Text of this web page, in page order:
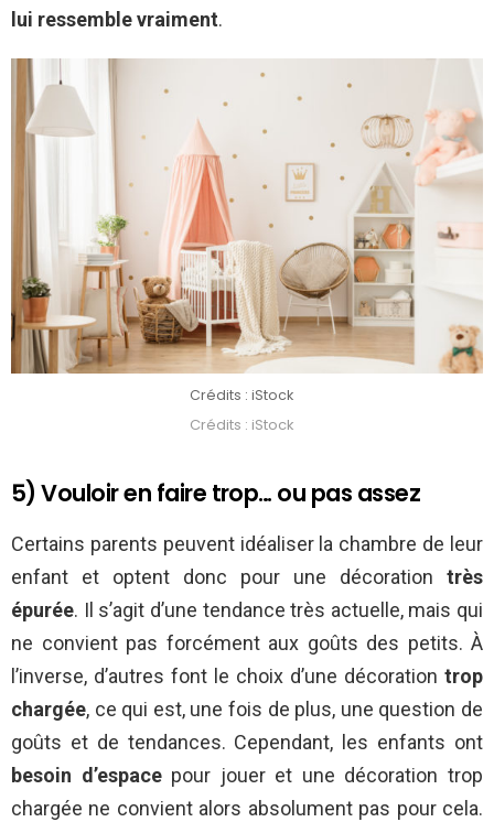
lui ressemble vraiment.
Crédits : iStock
Crédits : iStock
5) Vouloir en faire trop… ou pas assez
Certains parents peuvent idéaliser la chambre de leur
enfant et optent donc pour une décoration très
épurée. Il s’agit d’une tendance très actuelle, mais qui
ne convient pas forcément aux goûts des petits. À
l’inverse, d’autres font le choix d’une décoration trop
chargée, ce qui est, une fois de plus, une question de
goûts et de tendances. Cependant, les enfants ont
besoin d’espacepour jouer et une décoration trop
chargée ne convient alors absolument pas pour cela.